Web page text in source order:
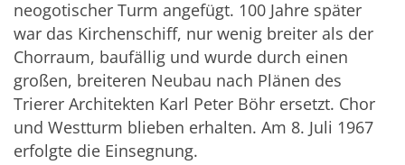
neogotischer Turm angefügt. 100 Jahre später
war das Kirchenschiff, nur wenig breiter als der
Chorraum, baufällig und wurde durch einen
großen, breiteren Neubau nach Plänen des
Trierer Architekten Karl Peter Böhr ersetzt. Chor
und Westturm blieben erhalten. Am 8. Juli 1967
erfolgte die Einsegnung.